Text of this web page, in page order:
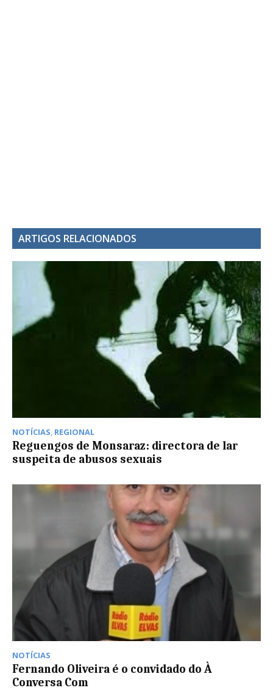
ARTIGOS RELACIONADOS
NOTÍCIAS, REGIONAL
Reguengos de Monsaraz: directora de lar
suspeita de abusos sexuais
NOTÍCIAS
Fernando Oliveira é o convidado do À
Conversa Com